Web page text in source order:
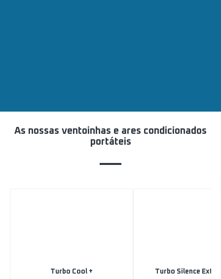
As nossas ventoinhas e ares condicionados
portáteis
Turbo Cool + Turbo Silence